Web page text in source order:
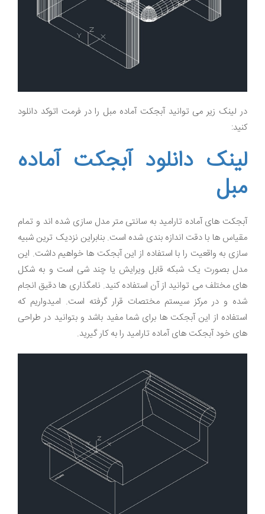
در لینک زیر می توانید آبجکت آماده مبل را در فرمت اتوکد دانلود
کنید:
لینک دانلود آبجکت آماده
مبل
آبجکت های آماده تارامید به سانتی متر مدل سازی شده اند و تمام
مقیاس ها با دقت اندازه بندی شده است. بنابراین نزدیک ترین شبیه
سازی به واقعیت را با استفاده از این آبجکت ها خواهیم داشت. این
مدل بصورت یک شبکه قابل ویرایش یا چند شی است و به شکل
های مختلف می توانید از آن استفاده کنید. نامگذاری ها دقیق انجام
شده و در مرکز سیستم مختصات قرار گرفته است. امیدواریم که
استفاده از این آبجکت ها برای شما مفید باشد و بتوانید در طراحی
های خود آبجکت های آماده تارامید را به کار گیرید.